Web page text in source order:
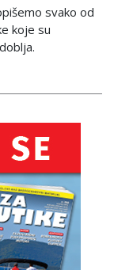
svako od
koje su